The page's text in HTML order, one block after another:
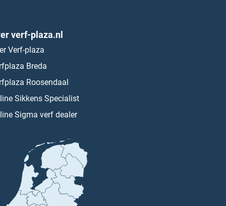
verf-plaza.nl
Verf-plaza
Breda
Roosendaal
Sikkens Specialist
Sigma verf dealer